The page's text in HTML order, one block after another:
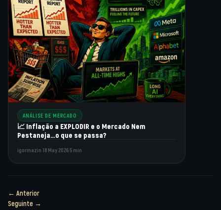
ANÁLISE DE MERCADO
📈 Inflação a EXPLODIR e o Mercado Nem
Pestaneja…o que se passa?
igormazin 18 May 2026 5 min
← Anterior
Seguinte →